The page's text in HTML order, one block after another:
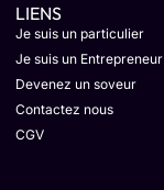
LIENS
Je suis un particulier
Je suis un Entrepreneur
Devenez un soveur
Contactez nous
CGV